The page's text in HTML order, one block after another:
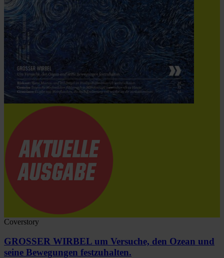
Coverstory
GROSSER WIRBEL um Versuche, den Ozean und
seine Bewegungen festzuhalten.